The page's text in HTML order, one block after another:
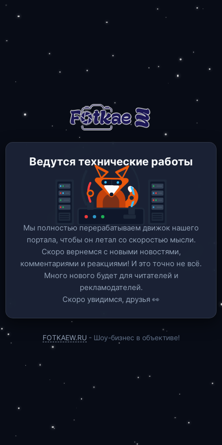
Ведутся технические работы
Мы полностью перерабатываем движок нашего
портала, чтобы он летал со скоростью мысли.
Скоро вернемся c новыми новостями,
комментариями и реакциями! И это точно не всё.
Много нового будет для читателей и
рекламодателей.
Скоро увидимся, друзья 👀
FOTKAEW.RU - Шоу-бизнес в объективе!